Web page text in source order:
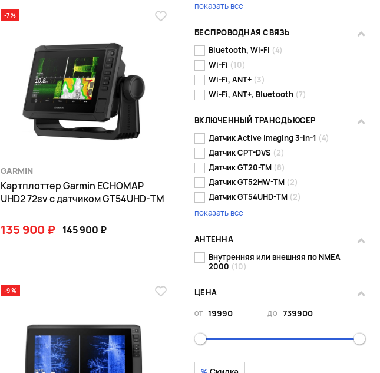
-7 %
GARMIN
Картплоттер Garmin ECHOMAP
UHD2 72sv с датчиком GT54UHD-TM
135 900 ₽ 145 900 ₽
-9 %
показать все
БЕСПРОВОДНАЯ СВЯЗЬ
Bluetooth, Wi-Fi (4)
Wi-Fi (10)
Wi-Fi, ANT+ (3)
Wi-Fi, ANT+, Bluetooth (7)
ВКЛЮЧЕННЫЙ ТРАНСДЬЮСЕР
Датчик Active Imaging 3-in-1 (4)
Датчик CPT-DVS (2)
Датчик GT20-TM (8)
Датчик GT52HW-TM (2)
Датчик GT54UHD-TM (2)
показать все
АНТЕННА
Внутренняя или внешняя по NMEA
2000 (10)
ЦЕНА
ОТ ДО